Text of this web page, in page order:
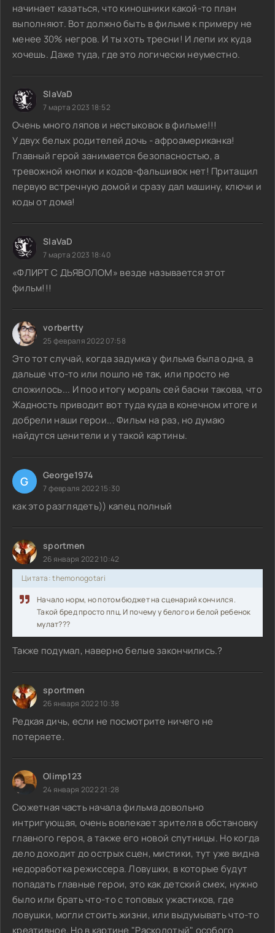
начинает казаться, что киношники какой-то план
выполняют. Вот должно быть в фильме к примеру не
менее 30% негров. И ты хоть тресни! И лепи их куда
хочешь. Даже туда, где это логически неуместно.
SlaVaD
7 марта 2023 18:52
Очень много ляпов и нестыковок в фильме!!!
У двух белых родителей дочь - афроамериканка!
Главный герой занимается безопасностью, а
тревожной кнопки и кодов-фальшивок нет! Притащил
первую встречную домой и сразу дал машину, ключи и
коды от дома!
SlaVaD
7 марта 2023 18:40
«ФЛИРТ С ДЬЯВОЛОМ» везде называется этот
фильм!!!
vorbertty
25 февраля 2022 07:58
Это тот случай, когда задумка у фильма была одна, а
дальше что-то или пошло не так, или просто не
сложилось... И поо итогу мораль сей басни такова, что
Жадность приводит вот туда куда в конечном итоге и
добрели наши герои... Фильм на раз, но думаю
найдутся ценители и у такой картины.
G George1974
7 февраля 2022 15:30
как это разглядеть)) капец полный
sportmen
26 января 2022 10:42
Цитата: themonogotari
Начало норм, но потом бюджет на сценарий кончился.
Такой бред просто ппц. И почему у белого и белой ребенок
мулат???
Также подумал, наверно белые закончились.?
sportmen
26 января 2022 10:38
Редкая дичь, если не посмотрите ничего не
потеряете.
Olimp123
24 января 2022 21:28
Сюжетная часть начала фильма довольно
интригующая, очень вовлекает зрителя в обстановку
главного героя, а также его новой спутницы. Но когда
дело доходит до острых сцен, мистики, тут уже видна
недоработка режиссера. Ловушки, в которые будут
попадать главные герои, это как детский смех, нужно
было или брать что-то с топовых ужастиков, где
ловушки, могли стоить жизни, или выдумывать что-то
креативное. Но в картине "Расколотый" особого